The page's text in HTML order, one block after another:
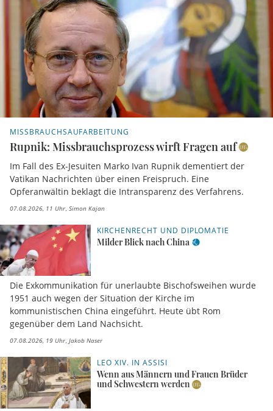
MISSBRAUCHSAUFARBEITUNG
Rupnik: Missbrauchsprozess wirft Fragen auf
Im Fall des Ex-Jesuiten Marko Ivan Rupnik dementiert der
Vatikan Nachrichten über einen Freispruch. Eine
Opferanwältin beklagt die Intransparenz des Verfahrens.
07.08.2026, 11 Uhr Simon Kajan
KIRCHENRECHT UND DIPLOMATIE
Milder Blick nach China
Die Exkommunikation für unerlaubte Bischofsweihen wurde
1951 auch wegen der Situation der Kirche im
kommunistischen China eingeführt. Heute übt Rom
gegenüber dem Land Nachsicht.
07.08.2026, 19 Uhr Jakob Naser
LEO XIV. IN ASSISI
Wenn aus Männern und Frauen Brüder
und Schwestern werden